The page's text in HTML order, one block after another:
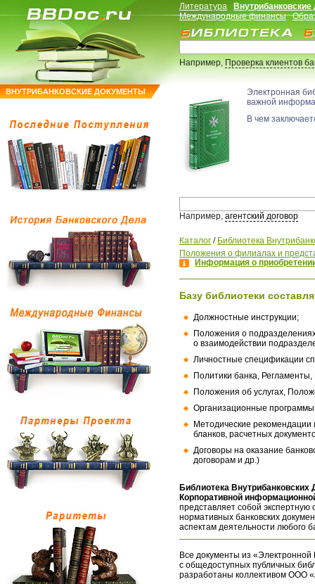
ВНУТРИБАНКОВСКИЕ ДОКУМЕНТЫ
Литература
Международные финансы
Например,Проверка клиентов
Электронная
важной
В чем
Например, агентский договор
Каталог / Библиотека
Положения о филиалах и
Информация о
Базу библиотеки
Должностные инструкции;
Положения о
о взаимодействии
Личностные спецификации
Политики банка,
Положения об услугах,
Организационные
Методические
бланков, расчетных
Договоры на оказание
договорам и др.)
Библиотека
Корпоративной
представляет собой экспертную
нормативных банковских
аспектам деятельности любого
Все документы из «Электронной
с общедоступных публичных
разработаны коллективом ООО